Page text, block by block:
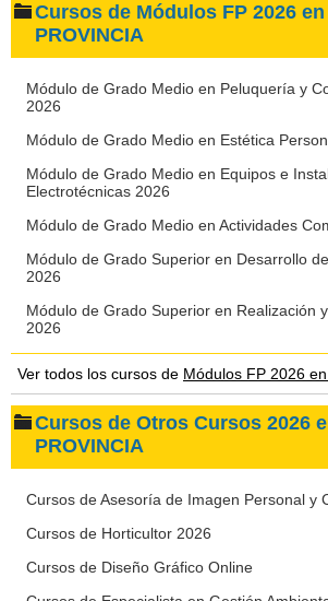
Cursos de Módulos FP 2026 en
PROVINCIA
Módulo de Grado Medio en Peluquería y
2026
Módulo de Grado Medio en Estética
Módulo de Grado Medio en Equipos e
Electrotécnicas 2026
Módulo de Grado Medio en Actividades
Módulo de Grado Superior en Desarrollo
2026
Módulo de Grado Superior en Realización
2026
Ver todos los cursos de Módulos FP 2026
Cursos de Otros Cursos 2026
PROVINCIA
Cursos de Asesoría de Imagen Personal y
Cursos de Horticultor 2026
Cursos de Diseño Gráfico Online